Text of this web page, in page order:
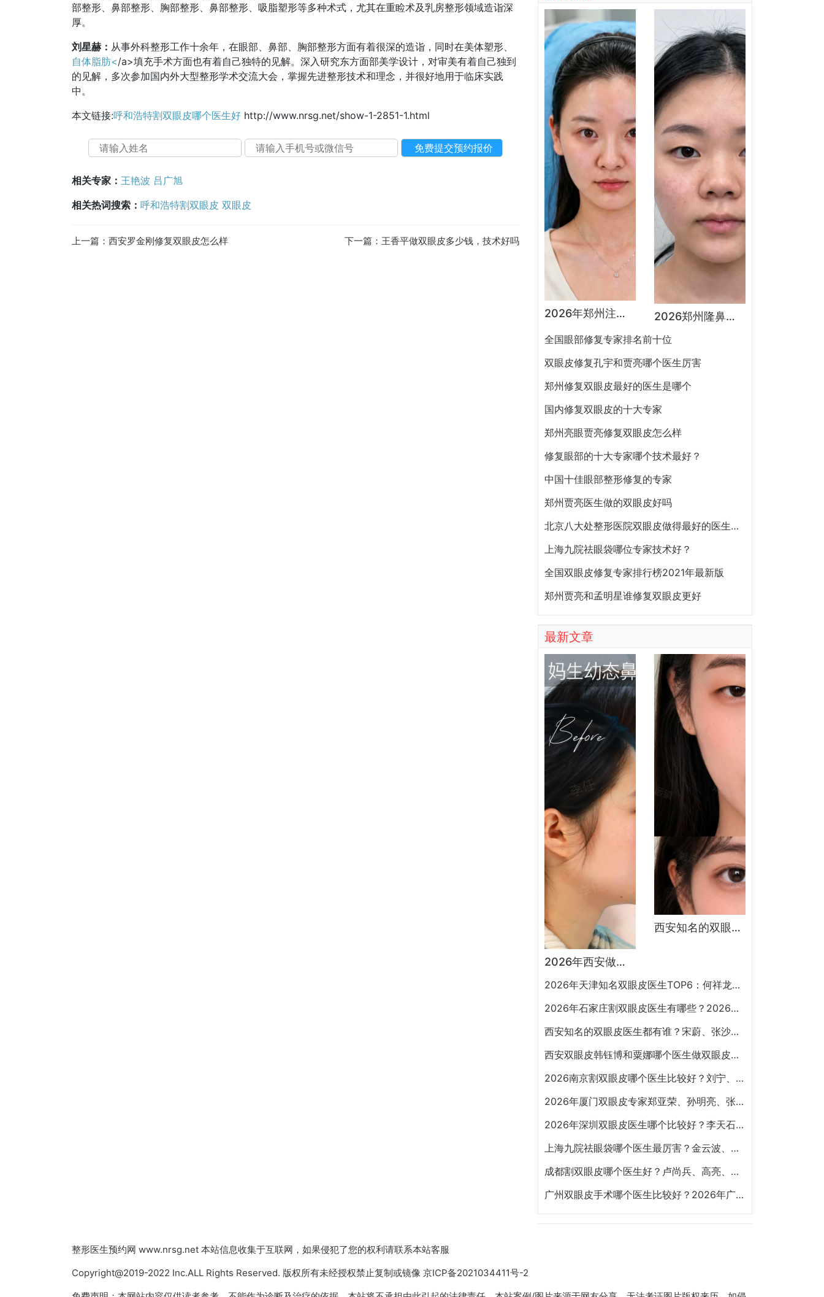
部整形、鼻部整形、胸部整形、鼻部整形、吸脂塑形等多种术式，尤其在重睑术及乳房整形领域造诣深
厚。
刘星赫： 从事外科整形工作十余年，在眼部、鼻部、胸部整形方面有着很深的造诣，同时在美体塑形、
自体脂肪</a>填充手术方面也有着自己独特的见解。深入研究东方面部美学设计，对审美有着自己独到
的见解，多次参加国内外大型整形学术交流大会，掌握先进整形技术和理念，并很好地用于临床实践
中。
本文链接:呼和浩特割双眼皮哪个医生好 http://www.nrsg.net/show-1-2851-1.html
相关专家： 王艳波 吕广旭
相关热词搜索： 呼和浩特割双眼皮 双眼皮
上一篇： 西安罗金刚修复双眼皮怎么样 下一篇： 王香平做双眼皮多少钱，技术好吗
2026年郑州注射抗衰医生预约排行榜：徐建平、张歌、赵永华、张婉霞、王妍芝、唐喜、李娟、朱怡梦哪个好？ 2026郑州隆鼻专家有哪些？胡志成、周蔚、张海洋、王启立、张鹏、李冰谁做鼻子更好？
全国眼部修复专家排名前十位
双眼皮修复孔宇和贾亮哪个医生厉害
郑州修复双眼皮最好的医生是哪个
国内修复双眼皮的十大专家
郑州亮眼贾亮修复双眼皮怎么样
修复眼部的十大专家哪个技术最好？
中国十佳眼部整形修复的专家
郑州贾亮医生做的双眼皮好吗
北京八大处整形医院双眼皮做得最好的医生和价格大全
上海九院祛眼袋哪位专家技术好？
全国双眼皮修复专家排行榜2021年最新版
郑州贾亮和孟明星谁修复双眼皮更好
最新文章
2026年西安做鼻子专家预约排行榜TOP5：曾熬、霍玉旺、房志强、蒋立、刘宝军哪个更好？
西安知名的双眼皮医生都有谁？宋蔚、张沙沙、韩钰博、王璇、张文军谁做双眼皮更好？
2026年天津知名双眼皮医生TOP6：何祥龙、卜胜利、关迪剑、邵妍、夏红福、毕小丽:好？
2026年石家庄割双眼皮医生有哪些？2026年石家庄双眼皮专家预约排行榜前十名大全
西安知名的双眼皮医生都有谁？宋蔚、张沙沙、韩钰博、王璇、张文军谁做双眼皮更好？
西安双眼皮韩钰博和粟娜哪个医生做双眼皮技术好？
2026南京割双眼皮哪个医生比较好？刘宁、金东勋、朱喆辰、丁洪如、孙宗良哪个最好？
2026年厦门双眼皮专家郑亚荣、孙明亮、张少军、骆新峰、张宏、陈运生哪个最好？
2026年深圳双眼皮医生哪个比较好？李天石、秦菲菲、朱武根、田芳斌、林登文哪个最好？
上海九院祛眼袋哪个医生最厉害？金云波、李圣利、苏薇洁、孙笛、高博闻祛眼袋技术谁好？
成都割双眼皮哪个医生好？卢尚兵、高亮、李辉、吴建、杨迪、雷蕾、李萍、虞冬梅谁好？
广州双眼皮手术哪个医生比较好？2026年广州双眼皮专家预约排行榜前十名大全
整形医生预约网 www.nrsg.net 本站信息收集于互联网，如果侵犯了您的权利请联系本站客服
Copyright@2019-2022 Inc.ALL Rights Reserved. 版权所有未经授权禁止复制或镜像 京ICP备2021034411号-2